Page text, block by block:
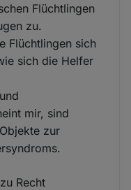
Flüchtlingen
zu.
Flüchtlingen sich
sich die Helfer
mir, sind
zur
Recht